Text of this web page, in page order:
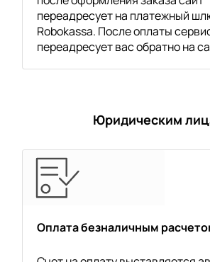
переадресует на платежный
Robokassa. После оплаты
переадресует вас обратно на
Юридическим
Оплата безналичным